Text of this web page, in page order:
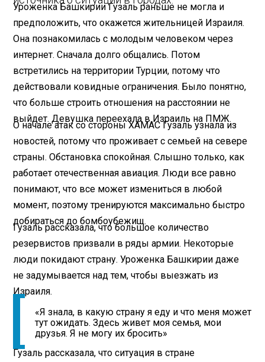
Уроженка Башкирии Гузаль раньше не могла и
предположить, что окажется жительницей Израиля.
Она познакомилась с молодым человеком через
интернет. Сначала долго общались. Потом
встретились на территории Турции, потому что
действовали ковидные ограничения. Было понятно,
что больше строить отношения на расстоянии не
выйдет. Девушка переехала в Израиль на ПМЖ.
О начале атак со стороны ХАМАС Гузаль узнала из
новостей, потому что проживает с семьей на севере
страны. Обстановка спокойная. Слышно только, как
работает отечественная авиация. Люди все равно
понимают, что все может измениться в любой
момент, поэтому тренируются максимально быстро
добираться до бомбоубежищ.
Гузаль рассказала, что большое количество
резервистов призвали в ряды армии. Некоторые
люди покидают страну. Уроженка Башкирии даже
не задумывается над тем, чтобы выезжать из
Израиля.
«Я знала, в какую страну я еду и что меня может
тут ожидать. Здесь живет моя семья, мои
друзья. Я не могу их бросить»
Гузаль рассказала, что ситуация в стране